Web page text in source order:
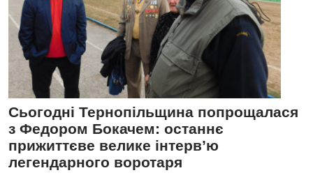
Сьогодні Тернопільщина попрощалася
з Федором Бокачем: останнє
прижиттєве велике інтерв’ю
легендарного воротаря